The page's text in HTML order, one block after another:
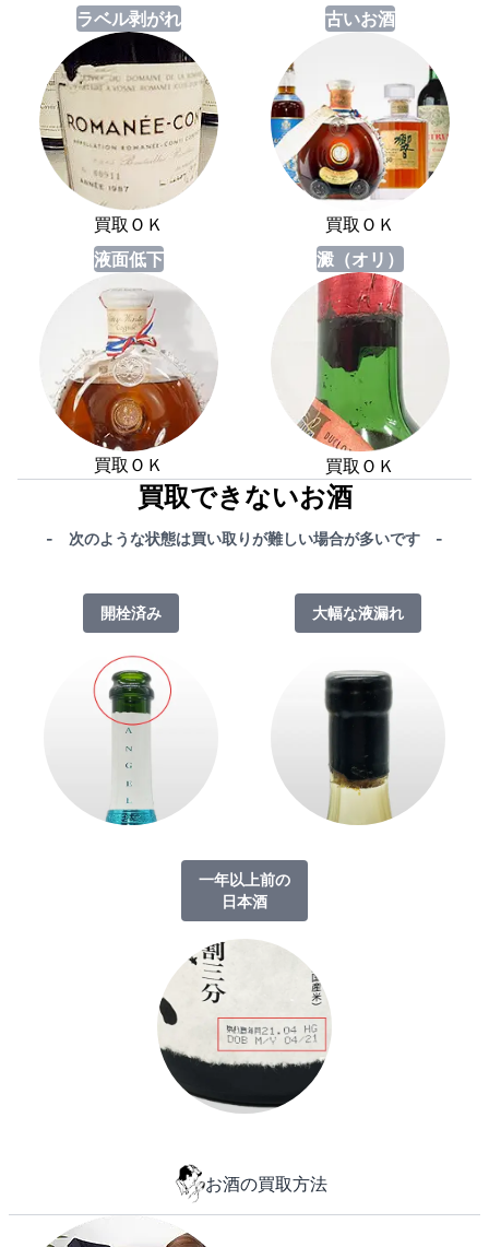
ラベル剥がれ
買取ＯＫ
古いお酒
買取ＯＫ
液面低下
買取ＯＫ
澱（オリ）
買取ＯＫ
買取できないお酒
- 次のような状態は買い取りが難しい場合が多いです -
開栓済み 大幅な液漏れ
一年以上前の
日本酒
お酒の買取方法